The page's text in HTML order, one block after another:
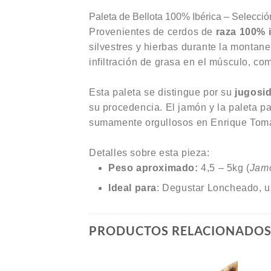
Paleta de Bellota 100% Ibérica –
Provenientes de cerdos de raza 100%
silvestres y hierbas durante la
infiltración de grasa en el músculo,
Esta paleta se distingue por su
su procedencia. El jamón y la paleta
sumamente orgullosos en Enrique
Detalles sobre esta pieza:
Peso aproximado: 4,5 – 5kg (
Ideal para: Degustar Loncheado,
PRODUCTOS RELACIONADOS